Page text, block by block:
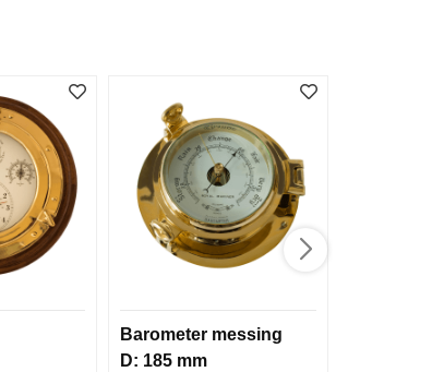
Barometer messing
D: 185 mm